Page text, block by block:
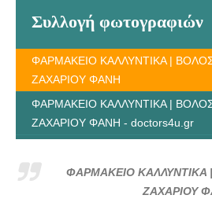
Συλλογή φωτογραφιών
ΦΑΡΜΑΚΕΙΟ ΚΑΛΛΥΝΤΙΚΑ |
ΖΑΧΑΡΙΟΥ ΦΑΝΗ
ΦΑΡΜΑΚΕΙΟ ΚΑΛΛΥΝΤΙΚΑ |
ΖΑΧΑΡΙΟΥ ΦΑΝΗ - doctors4u.gr
ΖΑΧΑΡΙΟΥ ΦΑΝΗ - doctors4u.gr
ΦΑΡΜΑΚΕΙΟ ΚΑΛΛΥΝΤΙΚΑ |
ΦΑΡΜΑΚΕΙΟ
ΖΑΧΑΡΙΟΥ